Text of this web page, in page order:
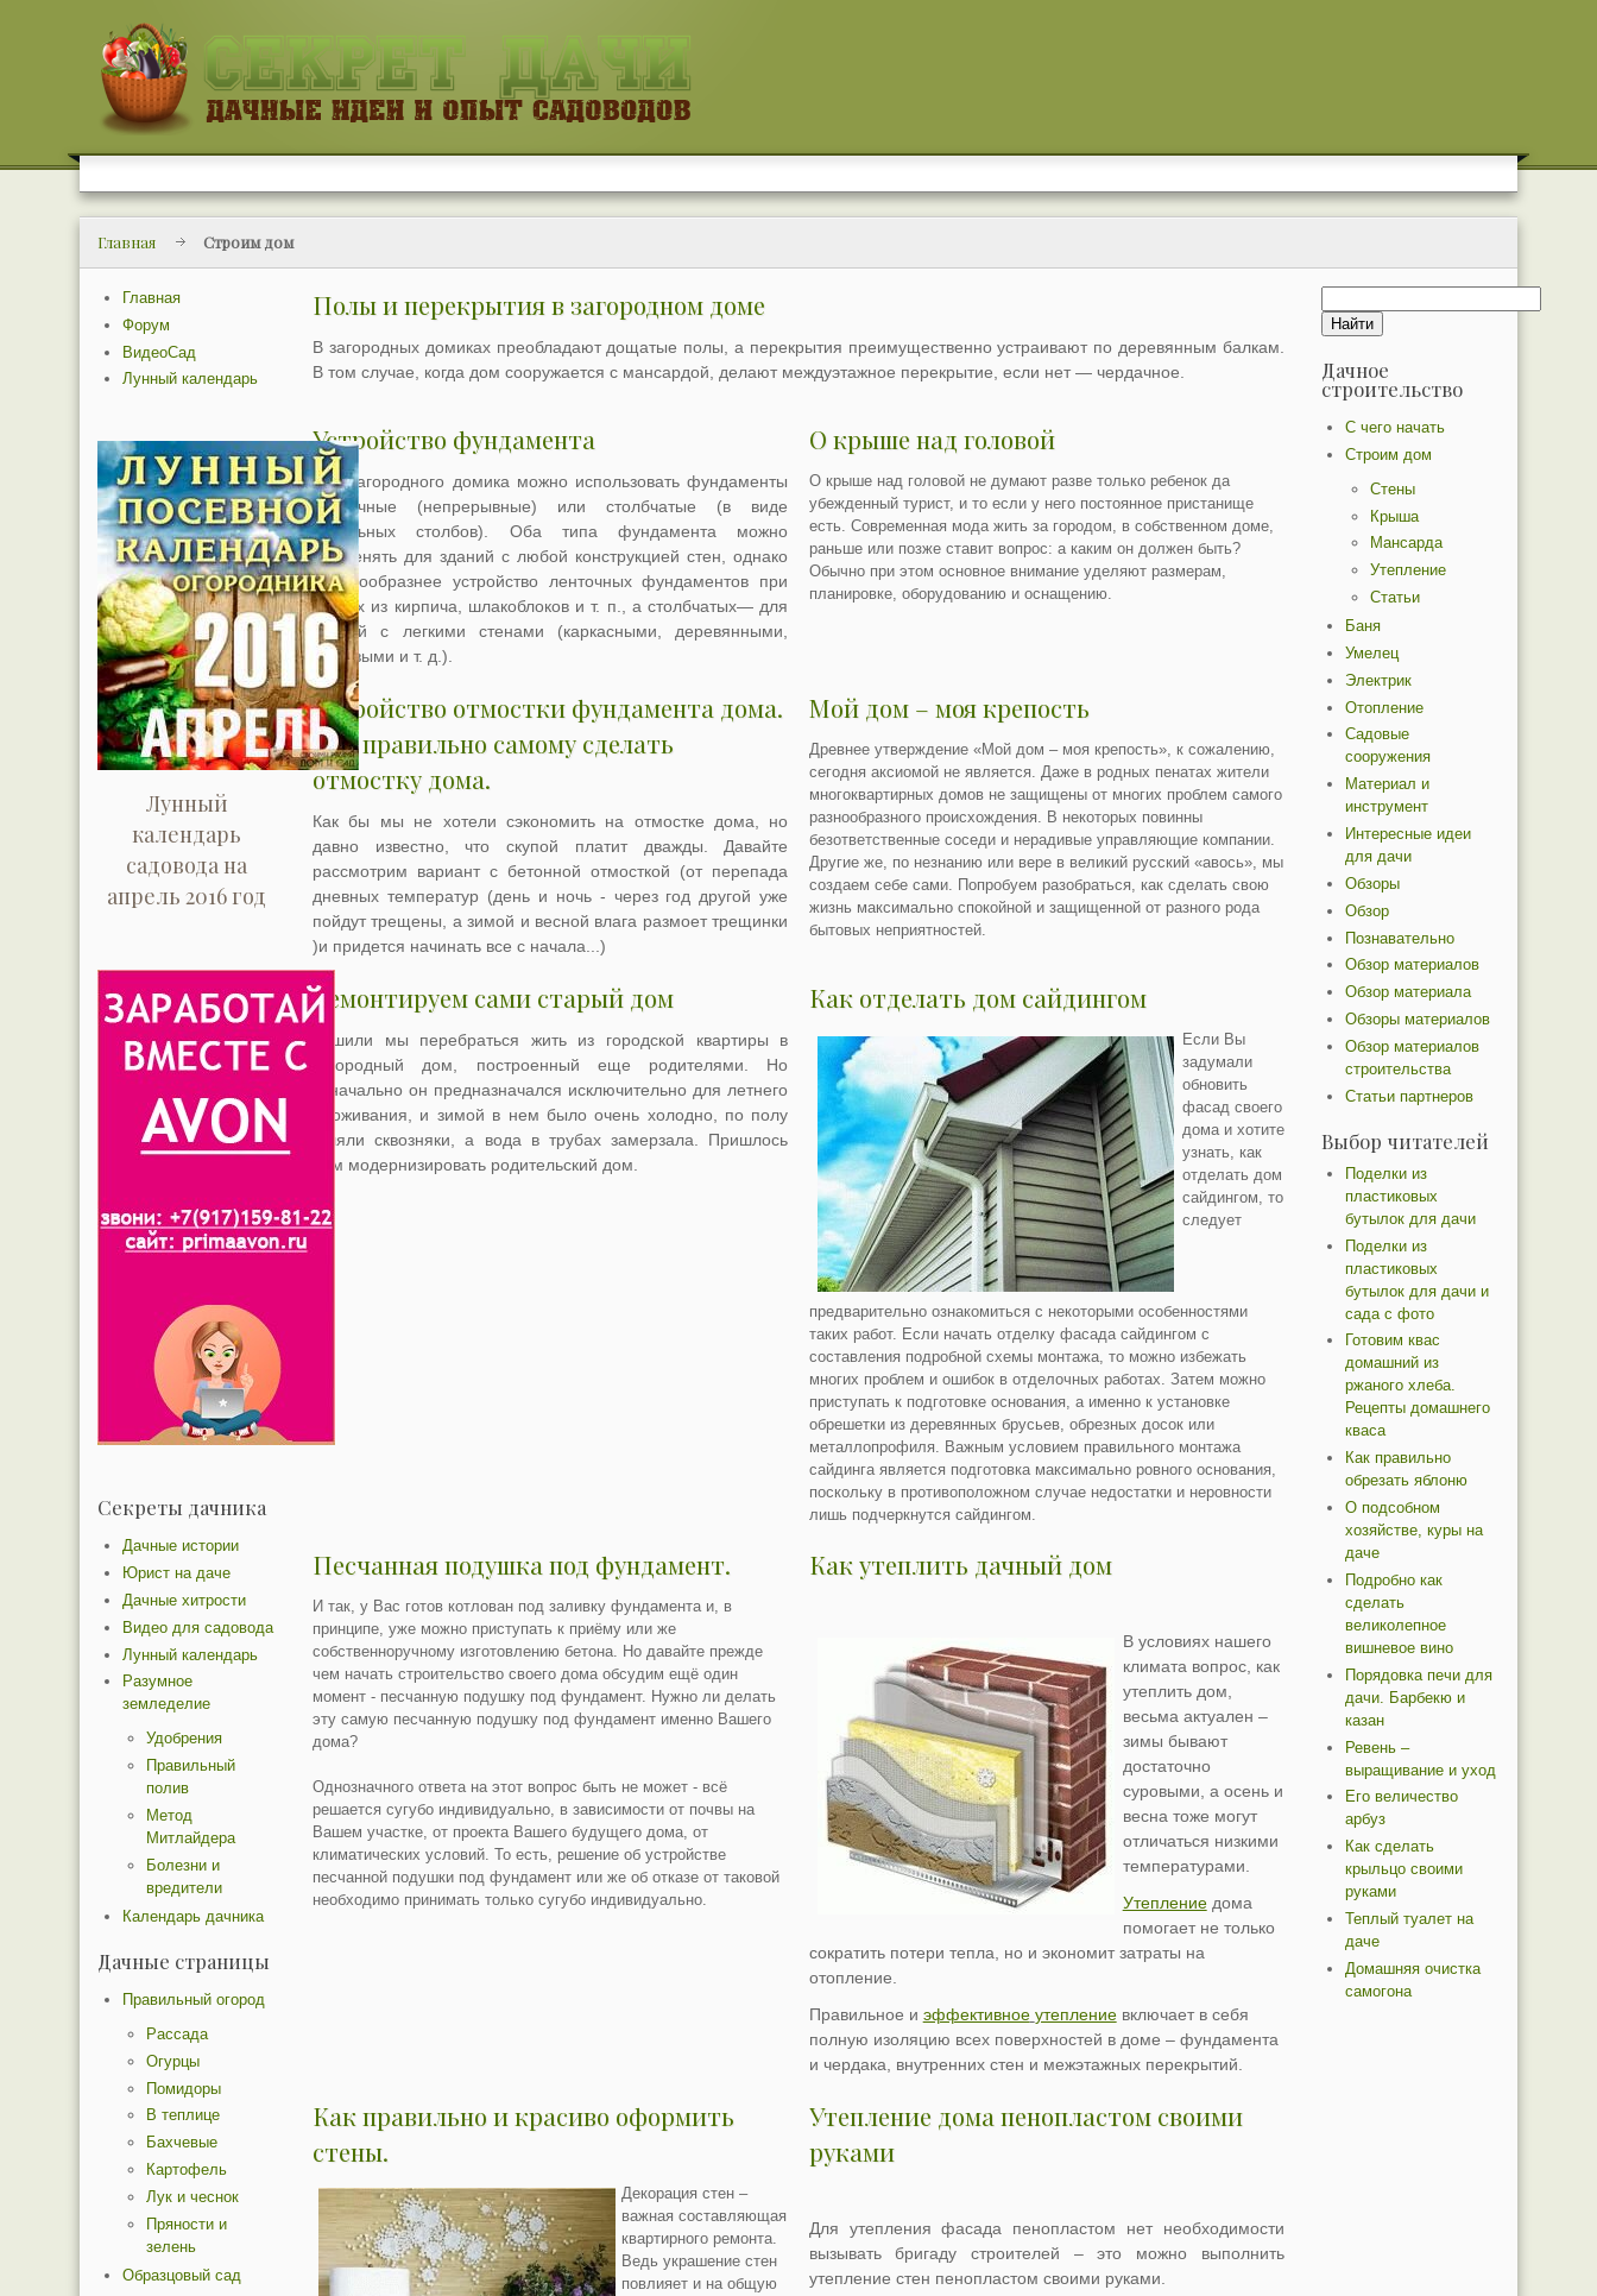
Главная Строим дом
Полы и перекрытия в загородном доме
В загородных домиках преобладают дощатые полы, а перекрытия преимущественно устраивают по деревянным балкам.
В том случае, когда дом сооружается с мансардой, делают междуэтажное перекрытие, если нет — чердачное.
Устройство фундамента
Для загородного домика можно использовать фундаменты
ленточные (непрерывные) или столбчатые (в виде
отдельных столбов). Оба типа фундамента можно
применять для зданий с любой конструкцией стен, однако
целесообразнее устройство ленточных фундаментов при
стенах из кирпича, шлакоблоков и т. п., а столбчатых— для
зданий с легкими стенами (каркасными, деревянными,
щитовыми и т. д.).
О крыше над головой
О крыше над головой не думают разве только ребенок да
убежденный турист, и то если у него постоянное пристанище
есть. Современная мода жить за городом, в собственном доме,
раньше или позже ставит вопрос: а каким он должен быть?
Обычно при этом основное внимание уделяют размерам,
планировке, оборудованию и оснащению.
Устройство отмостки фундамента дома.
Как правильно самому сделать
отмостку дома.
Как бы мы не хотели сэкономить на отмостке дома, но
давно известно, что скупой платит дважды. Давайте
рассмотрим вариант с бетонной отмосткой (от перепада
дневных температур (день и ночь - через год другой уже
пойдут трещены, а зимой и весной влага размоет трещинки
)и придется начинать все с начала...)
Мой дом – моя крепость
Древнее утверждение «Мой дом – моя крепость», к сожалению,
сегодня аксиомой не является. Даже в родных пенатах жители
многоквартирных домов не защищены от многих проблем самого
разнообразного происхождения. В некоторых повинны
безответственные соседи и нерадивые управляющие компании.
Другие же, по незнанию или вере в великий русский «авось», мы
создаем себе сами. Попробуем разобраться, как сделать свою
жизнь максимально спокойной и защищенной от разного рода
бытовых неприятностей.
Ремонтируем сами старый дом
Решили мы перебраться жить из городской квартиры в
загородный дом, построенный еще родителями. Но
изначально он предназначался исключительно для летнего
проживания, и зимой в нем было очень холодно, по полу
гуляли сквозняки, а вода в трубах замерзала. Пришлось
нам модернизировать родительский дом.
Как отделать дом сайдингом
Если Вы
задумали
обновить
фасад своего
дома и хотите
узнать, как
отделать дом
сайдингом, то
следует
предварительно ознакомиться с некоторыми особенностями
таких работ. Если начать отделку фасада сайдингом с
составления подробной схемы монтажа, то можно избежать
многих проблем и ошибок в отделочных работах. Затем можно
приступать к подготовке основания, а именно к установке
обрешетки из деревянных брусьев, обрезных досок или
металлопрофиля. Важным условием правильного монтажа
сайдинга является подготовка максимально ровного основания,
поскольку в противоположном случае недостатки и неровности
лишь подчеркнутся сайдингом.
Песчанная подушка под фундамент.
И так, у Вас готов котлован под заливку фундамента и, в
принципе, уже можно приступать к приёму или же
собственноручному изготовлению бетона. Но давайте прежде
чем начать строительство своего дома обсудим ещё один
момент - песчанную подушку под фундамент. Нужно ли делать
эту самую песчанную подушку под фундамент именно Вашего
дома?
Однозначного ответа на этот вопрос быть не может - всё
решается сугубо индивидуально, в зависимости от почвы на
Вашем участке, от проекта Вашего будущего дома, от
климатических условий. То есть, решение об устройстве
песчанной подушки под фундамент или же об отказе от таковой
необходимо принимать только сугубо индивидуально.
Как утеплить дачный дом
В условиях нашего
климата вопрос, как
утеплить дом,
весьма актуален –
зимы бывают
достаточно
суровыми, а осень и
весна тоже могут
отличаться низкими
температурами.
Утеплениедома
помогает не только
сократить потери тепла, но и экономит затраты на
отопление.
Правильное и эффективное утеплениевключает в себя
полную изоляцию всех поверхностей в доме – фундамента
и чердака, внутренних стен и межэтажных перекрытий.
Как правильно и красиво оформить
стены.
Декорация стен –
важная составляющая
квартирного ремонта.
Ведь украшение стен
повлияет и на общую
Утепление дома пенопластом своими
руками
Для утепления фасада пенопластом нет необходимости
вызывать бригаду строителей – это можно выполнить
утепление стен пенопластом своими руками.
Главная
Форум
ВидеоСад
Лунный календарь
Лунный
календарь
садовода на
апрель 2016 год
Секреты дачника
Дачные истории
Юрист на даче
Дачные хитрости
Видео для садовода
Лунный календарь
Разумное
земледелие
Удобрения
Правильный
полив
Метод
Митлайдера
Болезни и
вредители
Календарь дачника
Дачные страницы
Правильный огород
Рассада
Огурцы
Помидоры
В теплице
Бахчевые
Картофель
Лук и чеснок
Пряности и
зелень
Образцовый сад
Дачное
строительство
С чего начать
Строим дом
Стены
Крыша
Мансарда
Утепление
Статьи
Баня
Умелец
Электрик
Отопление
Садовые
сооружения
Материал и
инструмент
Интересные идеи
для дачи
Обзоры
Обзор
Познавательно
Обзор материалов
Обзор материала
Обзоры материалов
Обзор материалов
строительства
Статьи партнеров
Выбор читателей
Поделки из
пластиковых
бутылок для дачи
Поделки из
пластиковых
бутылок для дачи и
сада с фото
Готовим квас
домашний из
ржаного хлеба.
Рецепты домашнего
кваса
Как правильно
обрезать яблоню
О подсобном
хозяйстве, куры на
даче
Подробно как
сделать
великолепное
вишневое вино
Порядовка печи для
дачи. Барбекю и
казан
Ревень –
выращивание и уход
Его величество
арбуз
Как сделать
крыльцо своими
руками
Теплый туалет на
даче
Домашняя очистка
самогона